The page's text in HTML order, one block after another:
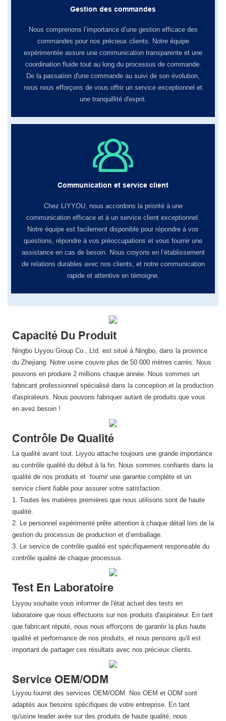
Gestion des commandes
Nous comprenons l’importance d’une gestion efficace des
commandes pour nos précieux clients. Notre équipe
expérimentée assure une communication transparente et une
coordination fluide tout au long du processus de commande.
De la passation d'une commande au suivi de son évolution,
nous nous efforçons de vous offrir un service exceptionnel et
une tranquillité d'esprit.
Communication et service client
Chez LIYYOU, ​​nous accordons la priorité à une
communication efficace et à un service client exceptionnel.
Notre équipe est facilement disponible pour répondre à vos
questions, répondre à vos préoccupations et vous fournir une
assistance en cas de besoin. Nous croyons en l’établissement
de relations durables avec nos clients, et notre communication
rapide et attentive en témoigne.
Capacité Du Produit
Ningbo Liyyou Group Co., Ltd. est situé à Ningbo, dans la province
du Zhejiang. Notre usine couvre plus de 50 000 mètres carrés. Nous
pouvons en produire 2 millions chaque année. Nous sommes un
fabricant professionnel spécialisé dans la conception et la production
d'aspirateurs. Nous pouvons fabriquer autant de produits que vous
en avez besoin !
Contrôle De Qualité
La qualité avant tout. Liyyou attache toujours une grande importance
au contrôle qualité du début à la fin. Nous sommes confiants dans la
qualité de nos produits et fournir une garantie complète et un
service client fiable pour assurer votre satisfaction.
1. Toutes les matières premières que nous utilisons sont de haute
qualité.
2. Le personnel expérimenté prête attention à chaque détail lors de la
gestion du processus de production et d’emballage.
3. Le service de contrôle qualité est spécifiquement responsable du
contrôle qualité de chaque processus.
Test En Laboratoire
Liyyou souhaite vous informer de l'état actuel des tests en
laboratoire que nous effectuons sur nos produits d'aspirateur. En tant
que fabricant réputé, nous nous efforçons de garantir la plus haute
qualité et performance de nos produits, et nous pensons qu'il est
important de partager ces résultats avec nos précieux clients.
Service OEM/ODM
Liyyou fournit des services OEM/ODM. Nos OEM et ODM sont
adaptés aux besoins spécifiques de votre entreprise. En tant
qu'usine leader axée sur des produits de haute qualité, nous